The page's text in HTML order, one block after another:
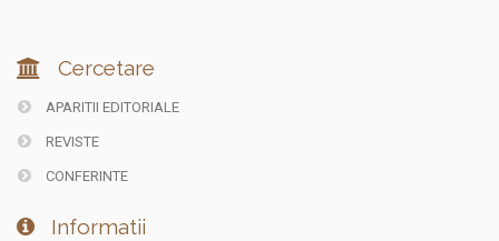
Cercetare
APARITII EDITORIALE
REVISTE
CONFERINTE
Informatii